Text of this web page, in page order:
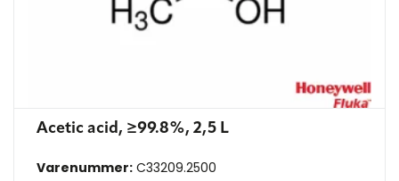
Acetic acid, ≥99.8%, 2,5 L
Varenummer: C33209.2500